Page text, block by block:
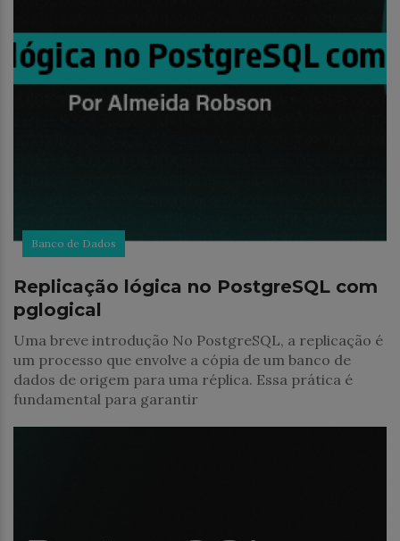
Banco de Dados
Replicação lógica no PostgreSQL com
pglogical
Uma breve introdução No PostgreSQL, a replicação é
um processo que envolve a cópia de um banco de
dados de origem para uma réplica. Essa prática é
fundamental para garantir